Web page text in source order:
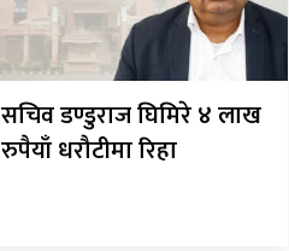
सचिव डण्डुराज घिमिरे ४ लाख
रुपैयाँ धरौटीमा रिहा